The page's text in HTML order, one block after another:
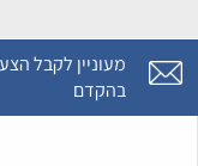
מעוניין לקבל
בהקדם